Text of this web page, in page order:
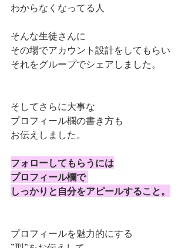
わからなくなってる人
そんな生徒さんに
その場でアカウント設計をしてもらい
それをグループでシェアしました。
そしてさらに大事な
プロフィール欄の書き方も
お伝えしました。
フォローしてもらうには
プロフィール欄で
しっかりと自分をアピールすること。
プロフィールを魅力的にする